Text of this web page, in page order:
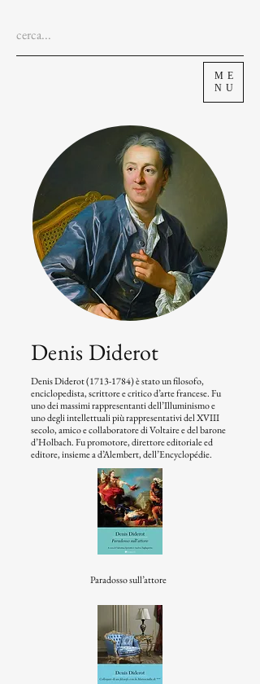
ME
NU
Denis Diderot
Denis Diderot(1713-1784)è stato un filosofo,
enciclopedista, scrittore e critico d’arte francese. Fu
uno dei massimi rappresentanti dell’Illuminismo e
uno degli intellettuali più rappresentativi del XVIII
secolo, amico e collaboratore di Voltaire e del barone
d’Holbach. Fu promotore, direttore editoriale ed
editore, insieme a d’Alembert, dell’Encyclopédie.
Paradosso sull’attore